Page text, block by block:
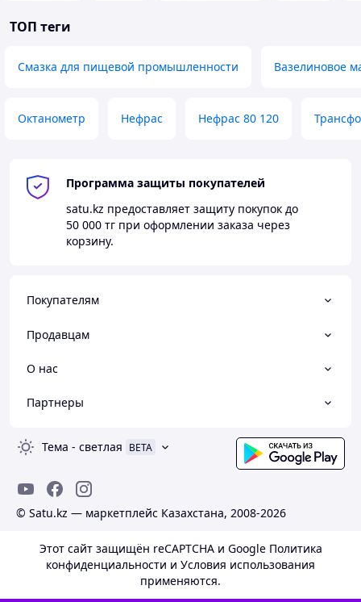
ТОП теги
Смазка для пищевой промышленности Вазелиновое
Октанометр Нефрас Нефрас 80 120
Программа защиты покупателей
satu.kz предоставляет защиту покупок до
50 000 тг при оформлении заказа через
корзину.
Покупателям
Продавцам
О нас
Партнеры
Тема - светлая BETA
© Satu.kz — маркетплейс Казахстана, 2008-2026
Этот сайт защищён reCAPTCHA и Google Политика
конфиденциальности и Условия использования
применяются.